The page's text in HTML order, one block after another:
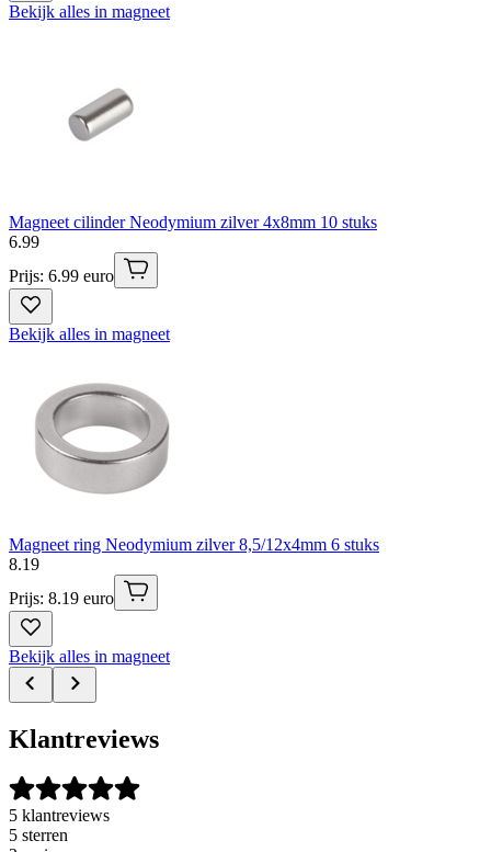
Bekijk alles in magneet
Magneet cilinder Neodymium zilver 4x8mm 10 stuks
6.99
Prijs: 6.99 euro
Bekijk alles in magneet
Magneet ring Neodymium zilver 8,5/12x4mm 6 stuks
8.19
Prijs: 8.19 euro
Bekijk alles in magneet
Klantreviews
5 klantreviews
5 sterren